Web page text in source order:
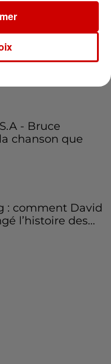
bus au
les bleus à
- Bruce
chanson que
: comment David
l’histoire des...